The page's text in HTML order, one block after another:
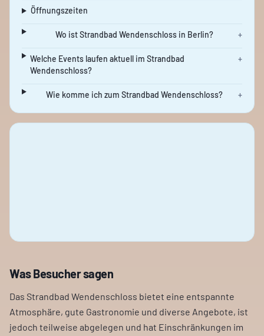
Öffnungszeiten
Wo ist Strandbad Wendenschloss in Berlin? +
Welche Events laufen aktuell im Strandbad
Wendenschloss?
+
Wie komme ich zum Strandbad Wendenschloss? +
Was Besucher sagen
Das Strandbad Wendenschloss bietet eine entspannte
Atmosphäre, gute Gastronomie und diverse Angebote, ist
jedoch teilweise abgelegen und hat Einschränkungen im